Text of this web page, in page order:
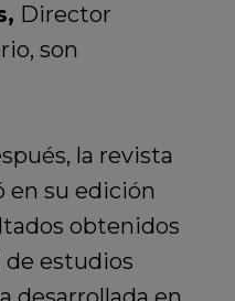
Director
son
la revista
su edición
obtenidos
de estudios